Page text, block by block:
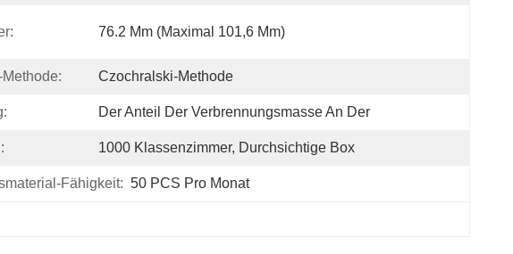
76.2 Mm (maximal 101,6 Mm)
Czochralski-Methode
Der Anteil Der Verbrennungsmasse An Der
1000 Klassenzimmer, Durchsichtige Box
Fähigkeit: 50 PCS Pro Monat